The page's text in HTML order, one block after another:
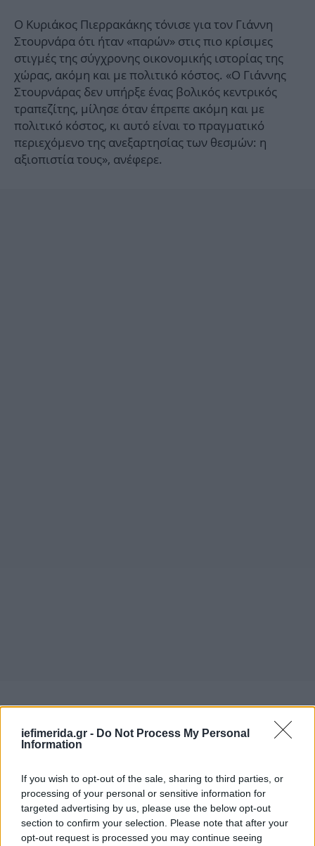
iefimerida.gr - Do Not Process My Personal
Information
If you wish to opt-out of the sale, sharing to third parties, or
processing of your personal or sensitive information for
targeted advertising by us, please use the below opt-out
section to confirm your selection. Please note that after your
opt-out request is processed you may continue seeing
Ο Κυριάκος Πιερρακάκης τόνισε για τον Γιάννη
Στουρνάρα ότι ήταν «παρών» στις πιο κρίσιμες
στιγμές της σύγχρονης οικονομικής ιστορίας της
χώρας, ακόμη και με πολιτικό κόστος. «Ο Γιάννης
Στουρνάρας δεν υπήρξε ένας βολικός κεντρικός
τραπεζίτης, μίλησε όταν έπρεπε ακόμη και με
πολιτικό κόστος, κι αυτό είναι το πραγματικό
περιεχόμενο της ανεξαρτησίας των θεσμών: η
αξιοπιστία τους», ανέφερε.
Όπως παρατήρησε, με την ανανέωση της θητείας
του γίνεται ο πρώτος διοικητής της Τράπεζας της
Ελλάδος με τρεις διαδοχικές θητείες. Αντίστοιχο
Ζολώτας, αλλά όχι συνεχόμενα.
Στουρνάρας για CrediaBank: Πηγαίνει καλύτερα από
κάθε προσδοκία